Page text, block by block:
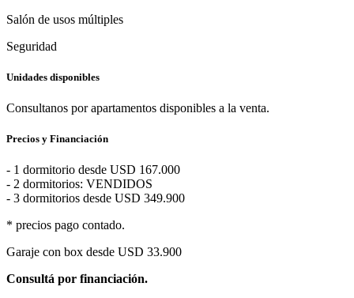
Salón de usos múltiples
Seguridad
Unidades disponibles
Consultanos por apartamentos disponibles a la venta.
Precios y Financiación
- 1 dormitorio desde USD 167.000
- 2 dormitorios: VENDIDOS
- 3 dormitorios desde USD 349.900
* precios pago contado.
Garaje con box desde USD 33.900
Consultá por financiación.